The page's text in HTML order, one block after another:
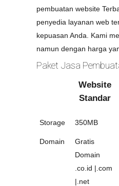
pembuatan website
penyedia layanan web
kepuasan Anda. Kami
namun dengan harga
Paket Jasa
Website
Standar
Storage 350MB
Domain
Gratis
Domain
.co.id |.com
|.net